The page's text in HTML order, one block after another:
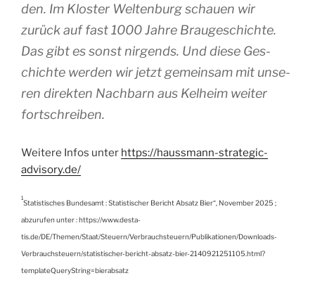
den. Im Klos­ter Wel­ten­burg schauen wir
zurück auf fast 1000 Jahre Brau­ges­chichte.
Das gibt es sonst nir­gends. Und diese Ges­
chichte wer­den wir jetzt gemein­sam mit unse­
ren direk­ten Nach­barn aus Kel­heim wei­ter
fortschreiben.
Wei­tere Infos unter https://haussmann-strategic-
advisory.de/
1
Sta­tis­tisches Bun­de­samt : Sta­tis­ti­scher Bericht Absatz Bier“, Novem­ber 2025 ;
abzu­ru­fen unter : https://www.desta-
tis.de/DE/Themen/Staat/Steuern/Verbrauchsteuern/Publikationen/Downloads-
Verbrauchsteuern/statistischer-bericht-absatz-bier-2140921251105.html?
templateQueryString=bierabsatz